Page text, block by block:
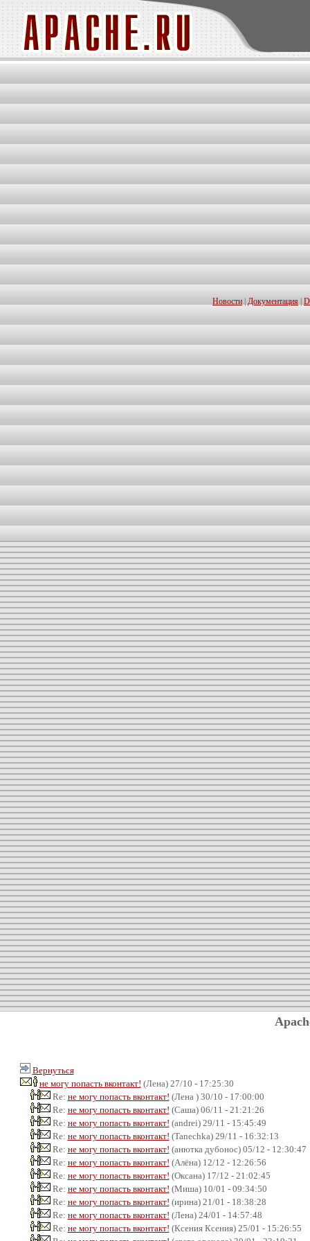
Новости Документация
Вернуться
не могу попасть вконтакт! (Лена) 27/10 - 17:25:30
Re: не могу попасть вконтакт! (Лена ) 30/10 - 17:00:00
Re: не могу попасть вконтакт! (Саша) 06/11 - 21:21:26
Re: не могу попасть вконтакт! (andrei) 29/11 - 15:45:49
Re: не могу попасть вконтакт! (Tanechka) 29/11 - 16:32:13
Re: не могу попасть вконтакт! (анютка дубонос) 05/12 - 12:30:47
Re: не могу попасть вконтакт! (Алёна) 12/12 - 12:26:56
Re: не могу попасть вконтакт! (Оксана) 17/12 - 21:02:45
Re: не могу попасть вконтакт! (Миша) 10/01 - 09:34:50
Re: не могу попасть вконтакт! (ирина) 21/01 - 18:38:28
Re: не могу попасть вконтакт! (Лена) 24/01 - 14:57:48
Re: не могу попасть вконтакт! (Ксения Ксения) 25/01 - 15:26:55